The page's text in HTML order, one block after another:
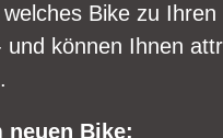
Bike zu Ihren
können Ihnen
neuen Bike: